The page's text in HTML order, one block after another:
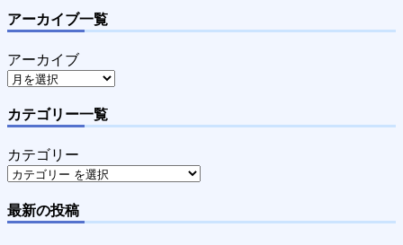
アーカイブ一覧
アーカイブ
カテゴリー一覧
カテゴリー
最新の投稿